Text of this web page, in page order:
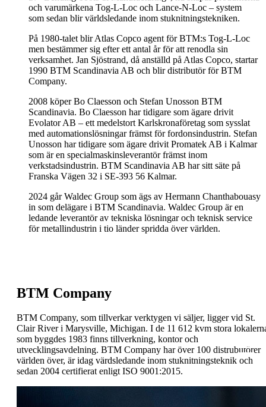
och varumärkena Tog-L-Loc och Lance-N-Loc – system
som sedan blir världsledande inom stuknitningstekniken.
På 1980-talet blir Atlas Copco agent för BTM:s Tog-L-Loc
men bestämmer sig efter ett antal år för att renodla sin
verksamhet. Jan Sjöstrand, då anställd på Atlas Copco, startar
1990 BTM Scandinavia AB och blir distributör för BTM
Company.
2008 köper Bo Claesson och Stefan Unosson BTM
Scandinavia. Bo Claesson har tidigare som ägare drivit
Evolator AB – ett medelstort Karlskronaföretag som sysslat
med automationslösningar främst för fordonsindustrin. Stefan
Unosson har tidigare som ägare drivit Promatek AB i Kalmar
som är en specialmaskinsleverantör främst inom
verkstadsindustrin. BTM Scandinavia AB har sitt säte på
Franska Vägen 32 i SE-393 56 Kalmar.
2024 går Waldec Group som ägs av Hermann Chanthabouasy
in som delägare i BTM Scandinavia. Waldec Group är en
ledande leverantör av tekniska lösningar och teknisk service
för metallindustrin i tio länder spridda över världen.
BTM Company
BTM Company, som tillverkar verktygen vi säljer, ligger vid St.
Clair River i Marysville, Michigan. I de 11 612 kvm stora
som byggdes 1983 finns tillverkning, kontor och
utvecklingsavdelning. BTM Company har över 100 distrubutörer
världen över, är idag värdsledande inom stuknitningsteknik och
sedan 2004 certifierat enligt ISO 9001:2015.